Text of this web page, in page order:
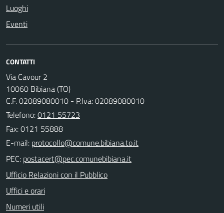
Luoghi
Eventi
CONTATTI
Via Cavour 2
10060 Bibiana (TO)
C.F. 02089080010 - P.Iva: 02089080010
Telefono:0121 55723
Fax: 0121 55888
E-mail:
PEC:
Ufficio Relazioni con il Pubblico
Uffici e orari
Numeri utili